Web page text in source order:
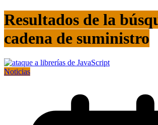
Resultados de la
cadena de suministro
Noticias